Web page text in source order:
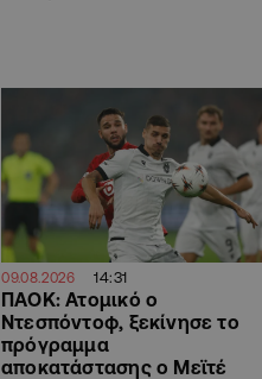
09.08.2026 14:31
ΠΑΟΚ: Ατομικό ο
Ντεσπόντοφ, ξεκίνησε το
πρόγραμμα
αποκατάστασης ο Μεϊτέ